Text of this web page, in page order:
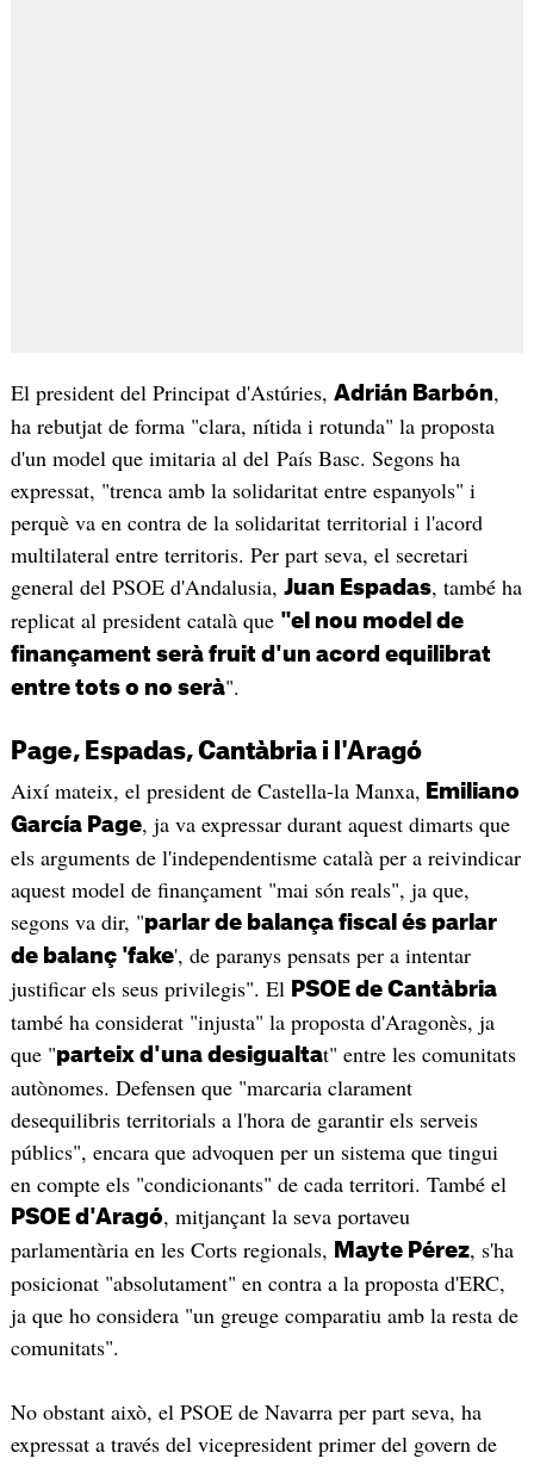
El president del Principat d'Astúries, Adrián Barbón,
ha rebutjat de forma "clara, nítida i rotunda" la proposta
d'un model que imitaria al del País Basc. Segons ha
expressat, "trenca amb la solidaritat entre espanyols" i
perquè va en contra de la solidaritat territorial i l'acord
multilateral entre territoris. Per part seva, el secretari
general del PSOE d'Andalusia, Juan Espadas, també ha
replicat al president català que "el nou model de
finançament serà fruit d'un acord equilibrat
entre tots o no serà".
Page, Espadas, Cantàbria i l'Aragó
Així mateix, el president de Castella-la Manxa, Emiliano
García Page, ja va expressar durant aquest dimarts que
els arguments de l'independentisme català per a reivindicar
aquest model de finançament "mai són reals", ja que,
segons va dir, "parlar de balança fiscal és parlar
de balanç 'fake', de paranys pensats per a intentar
justificar els seus privilegis". El PSOE de Cantàbria
també ha considerat "injusta" la proposta d'Aragonès, ja
que "parteix d'una desigualtat" entre les comunitats
autònomes. Defensen que "marcaria clarament
desequilibris territorials a l'hora de garantir els serveis
públics", encara que advoquen per un sistema que tingui
en compte els "condicionants" de cada territori. També el
PSOE d'Aragó, mitjançant la seva portaveu
parlamentària en les Corts regionals,
Mayte Pérez, s'ha
posicionat "absolutament" en contra a la proposta d'ERC,
ja que ho considera "un greuge comparatiu amb la resta de
comunitats".
No obstant això, el PSOE de Navarra per part seva, ha
expressat a través del vicepresident primer del govern de